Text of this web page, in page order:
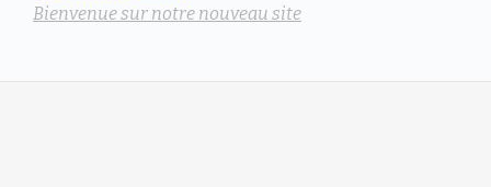
Bienvenue sur notre nouveau site